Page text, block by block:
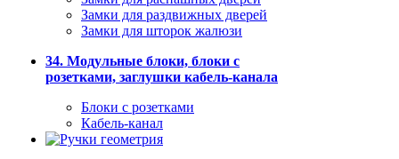
Замки для раздвижных дверей
Замки для шторок жалюзи
34. Модульные блоки, блоки с
розетками, заглушки кабель-канала
Блоки с розетками
Кабель-канал